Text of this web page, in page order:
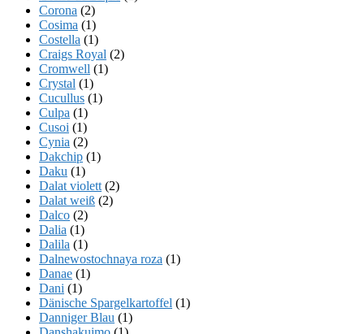
Corona (2)
Cosima (1)
Costella (1)
Craigs Royal (2)
Cromwell (1)
Crystal (1)
Cucullus (1)
Culpa (1)
Cusoi (1)
Cynia (2)
Dakchip (1)
Daku (1)
Dalat violett (2)
Dalat weiß (2)
Dalco (2)
Dalia (1)
Dalila (1)
Dalnewostochnaya roza (1)
Danae (1)
Dani (1)
Dänische Spargelkartoffel (1)
Danniger Blau (1)